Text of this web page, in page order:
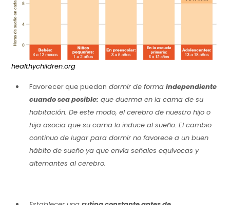
healthychildren.org
Favorecer que puedan dormir de formaindependiente
cuando sea posible: que duerma en la cama de su
habitación. De este modo, el cerebro de nuestro hijo o
hija asocia que su cama lo induce al sueño. El cambio
continuo de lugar para dormir no favorece a un buen
hábito de sueño ya que envía señales equívocas y
alternantes al cerebro.